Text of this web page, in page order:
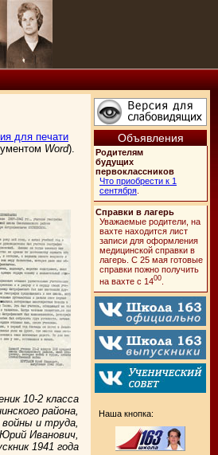
для печати
Word).
10-2 класса
района,
и труда,
Иванович,
1941 года
Объявления
Родителям
будущих
первоклассников
Что приобрести к 1
сентября
Справки в лагерь
Уважаемые родители, на
вахте находится лист
записи для оформления
медицинской справки в
лагерь. C 25 мая готовые
справки пожно получить
на вахте с 1400
Наша кнопка: